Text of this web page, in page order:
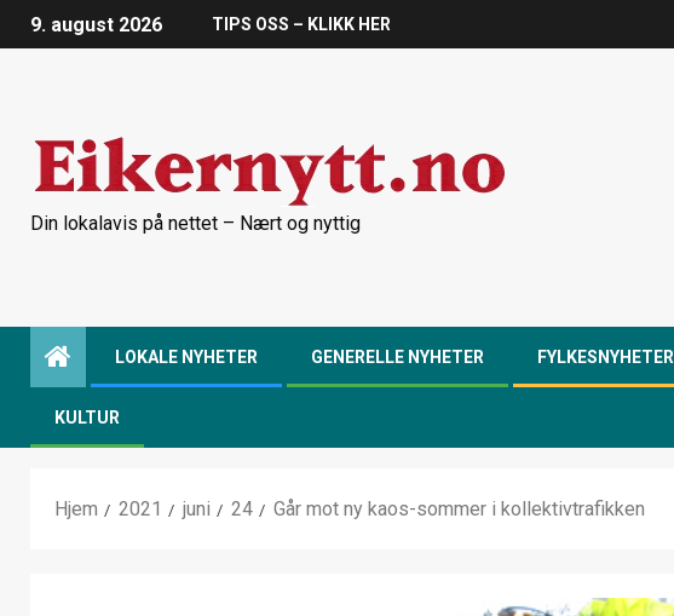
9. august 2026 TIPS OSS – KLIKK HER
Din lokalavis på nettet – Nært og nyttig
LOKALE NYHETER GENERELLE NYHETER FYLKESNYHETER
KULTUR
Hjem 2021 juni 24 Går mot ny kaos-sommer i kollektivtrafikken